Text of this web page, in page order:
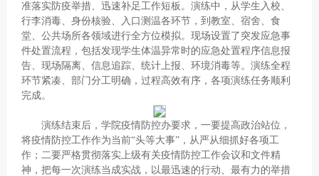
准落实防疫举措、迅速补足工作短板。演练中，从学生入校、
行李消毒、身份核验、入口测温各环节，到教室、宿舍、食
堂、公共场所各领域进行全方位模拟。现场设置了突发应急事
件处置流程，包括发现学生体温异常时的应急处置程序信息报
告、现场隔离、信息追踪、统计上报、环境消毒等。演练全程
环节紧凑、部门分工明确，过程高效有序，各项演练任务顺利
完成。
演练结束后，学院疫情防控办要求，一要提高政治站位，
将疫情防控工作作为当前“头等大事”，从严从细抓好各项工
作；二要严格贯彻落实上级有关疫情防控工作会议和文件精
神，把每一次演练当成实战，以最迅速的行动、最有力的举措